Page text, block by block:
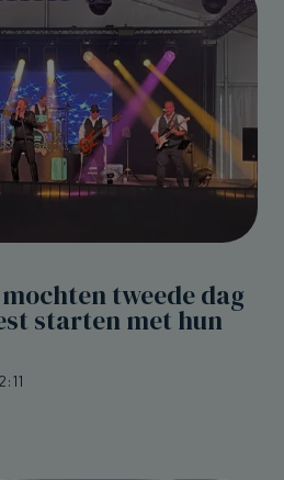
tweede dag
starten met hun